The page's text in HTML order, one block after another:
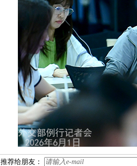
推荐给朋友：